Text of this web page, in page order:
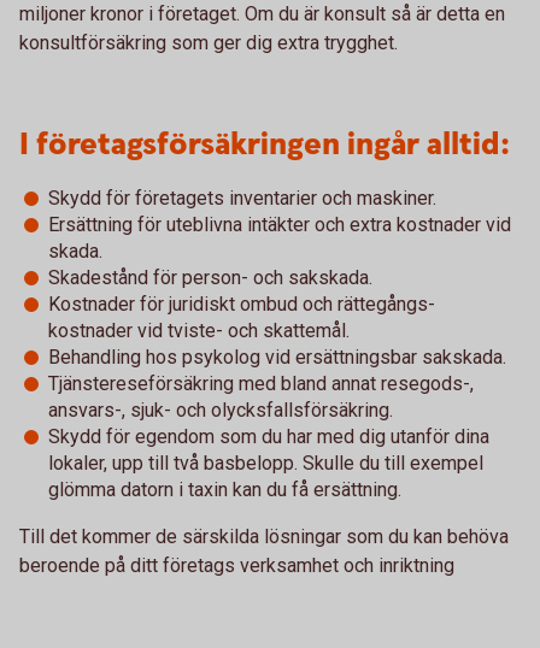
miljoner kronor i företaget. Om du är konsult så är detta en
konsultförsäkring som ger dig extra trygghet.
I företagsförsäkringen ingår alltid:
Skydd för företagets inventarier och maskiner.
Ersättning för uteblivna intäkter och extra kostnader vid
skada.
Skadestånd för person- och sakskada.
Kostnader för juridiskt ombud och rättegångs-
kostnader vid tviste- och skattemål.
Behandling hos psykolog vid ersättningsbar sakskada.
Tjänstereseförsäkring med bland annat resegods-,
ansvars-, sjuk- och olycksfallsförsäkring.
Skydd för egendom som du har med dig utanför dina
lokaler, upp till två basbelopp. Skulle du till exempel
glömma datorn i taxin kan du få ersättning.
Till det kommer de särskilda lösningar som du kan behöva
beroende på ditt företags verksamhet och inriktning